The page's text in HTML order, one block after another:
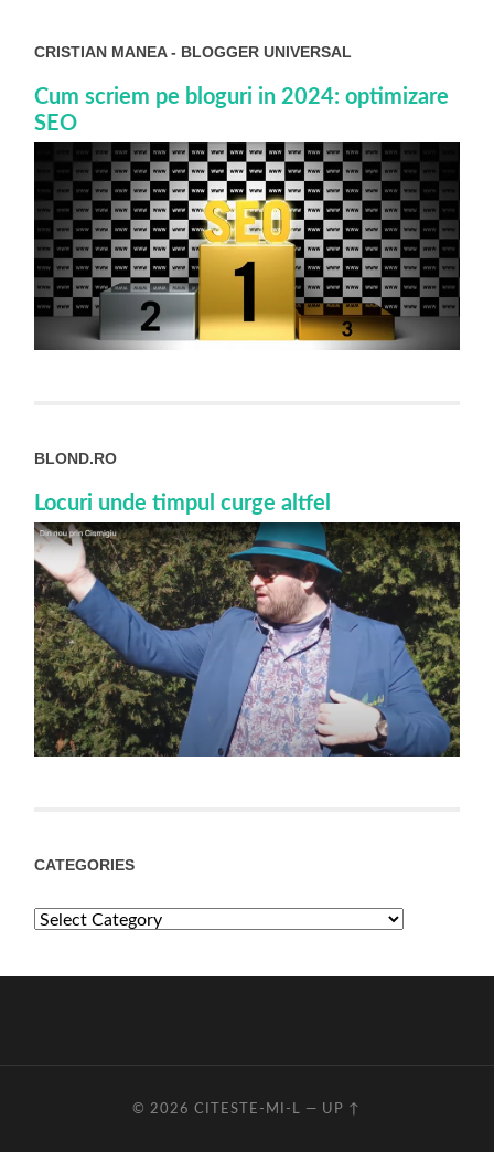
CRISTIAN MANEA - BLOGGER UNIVERSAL
Cum scriem pe bloguri in 2024: optimizare
SEO
BLOND.RO
Locuri unde timpul curge altfel
CATEGORIES
Categories
© 2026CITESTE-MI-L — UP ↑